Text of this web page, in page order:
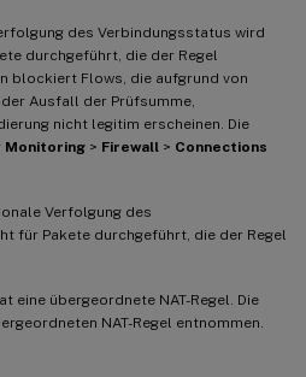
des Verbindungsstatus wird
durchgeführt, die der Regel
blockiert Flows, die aufgrund von
Ausfall der Prüfsumme,
nicht legitim erscheinen. Die
Monitoring > Firewall > Connections
Verfolgung des
für Pakete durchgeführt, die der Regel
eine übergeordnete NAT-Regel. Die
NAT-Regel entnommen.